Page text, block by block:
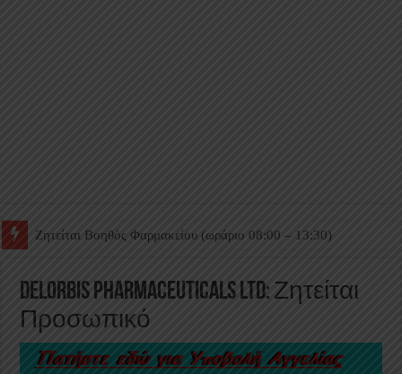
Ζητείται Βοηθός Θαλάμου
Delorbis Pharmaceuticals Ltd: Ζητείται
Προσωπικό